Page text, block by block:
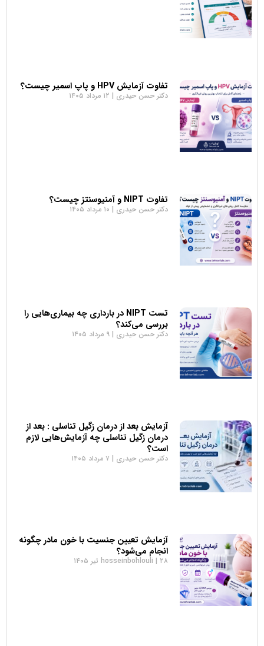
تفاوت آزمایش HPV و پاپ اسمیر چیست؟
دکتر حسن حیدری ۱۲ مرداد ۱۴۰۵
تفاوت NIPT و آمنیوسنتز چیست؟
دکتر حسن حیدری ۱۰ مرداد ۱۴۰۵
تست NIPT در بارداری چه بیماری‌هایی را
بررسی می‌کند؟
دکتر حسن حیدری ۹ مرداد ۱۴۰۵
آزمایش بعد از درمان زگیل تناسلی : بعد از
درمان زگیل تناسلی چه آزمایش‌هایی لازم
است؟
دکتر حسن حیدری ۷ مرداد ۱۴۰۵
آزمایش تعیین جنسیت با خون مادر چگونه
انجام می‌شود؟
hosseinbohlouli ۲۸ تیر ۱۴۰۵